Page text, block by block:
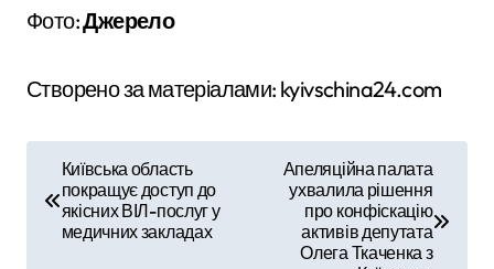
Фото:Джерело
Створено за матеріалами: kyivschina24.com
Київська область
покращує доступ до
якісних ВІЛ-послуг у
медичних закладах
Апеляційна палата
ухвалила рішення
про конфіскацію
активів депутата
Олега Ткаченка з